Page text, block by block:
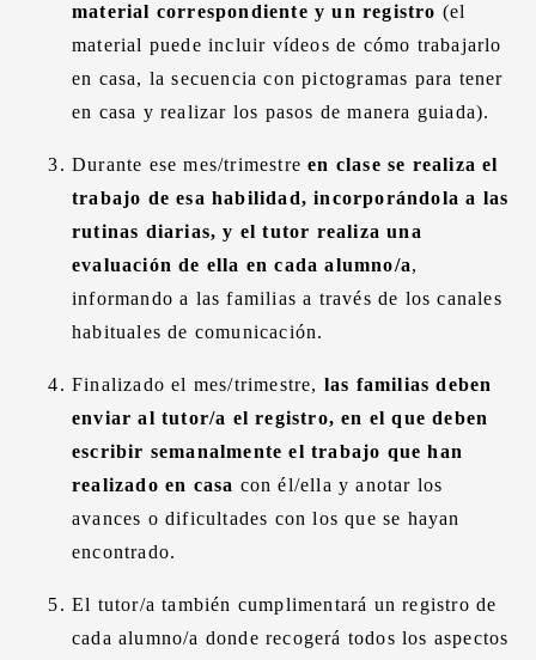
material correspondiente y un registro (el
material puede incluir vídeos de cómo trabajarlo
en casa, la secuencia con pictogramas para tener
en casa y realizar los pasos de manera guiada).
Durante ese mes/trimestreen clase se realiza el
trabajo de esa habilidad, incorporándola a las
rutinas diarias, y el tutor realiza una
evaluación de ella en cada alumno/a,
informando a las familias a través de los canales
habituales de comunicación.
Finalizado el mes/trimestre, las familias deben
enviar al tutor/a el registro, en el que deben
escribir semanalmente el trabajo que han
realizado en casa con él/ella y anotar los
avances o dificultades con los que se hayan
encontrado.
El tutor/a también cumplimentará un registro de
cada alumno/a donde recogerá todos los aspectos